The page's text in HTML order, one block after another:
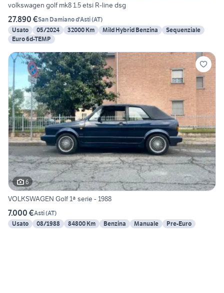
volkswagen golf mk8 1.5 etsi R-line dsg
27.890 €San Damiano d'Asti(AT)
Usato
05/2024 32000 Km Mild Hybrid Benzina
Sequenziale
Euro 6d-TEMP
6
VOLKSWAGEN Golf 1ª serie - 1988
7.000 €Asti(AT)
Usato
08/1988 84800 Km Benzina Manuale Pre-Euro